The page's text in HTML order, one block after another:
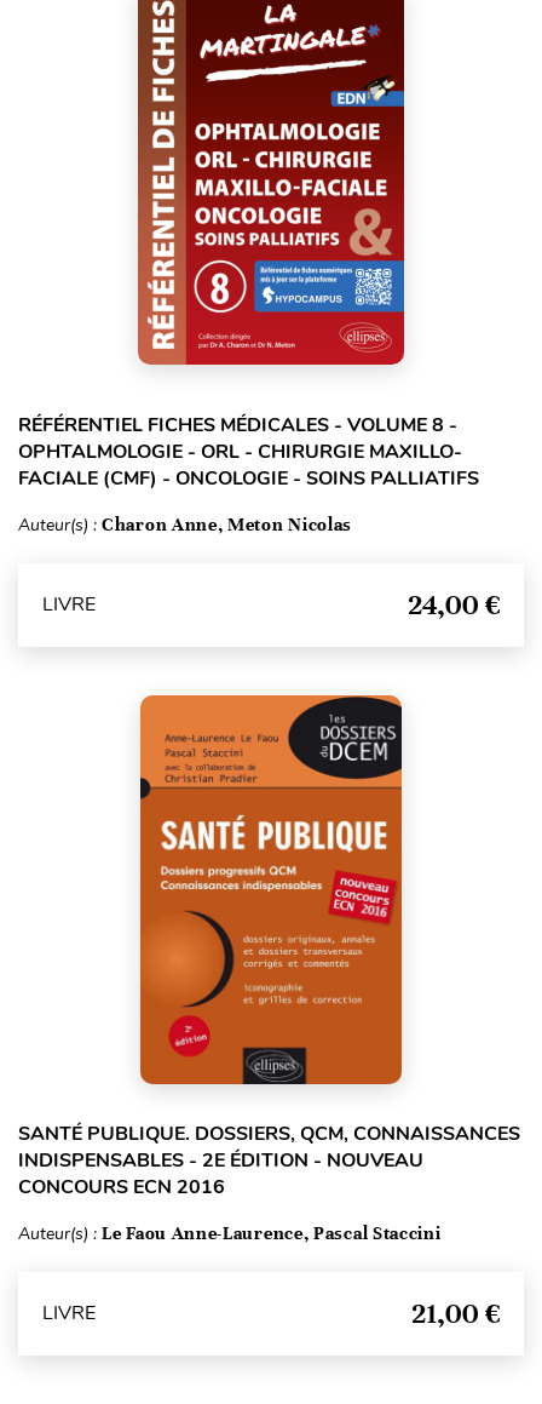
RÉFÉRENTIEL FICHES MÉDICALES - VOLUME 8 -
OPHTALMOLOGIE - ORL - CHIRURGIE MAXILLO-
FACIALE (CMF) - ONCOLOGIE - SOINS PALLIATIFS
Auteur(s) : Charon Anne, Meton Nicolas
LIVRE 24,00 €
SANTÉ PUBLIQUE. DOSSIERS, QCM, CONNAISSANCES
INDISPENSABLES - 2E ÉDITION - NOUVEAU
CONCOURS ECN 2016
Auteur(s) : Le Faou Anne-Laurence, Pascal Staccini
LIVRE 21,00 €